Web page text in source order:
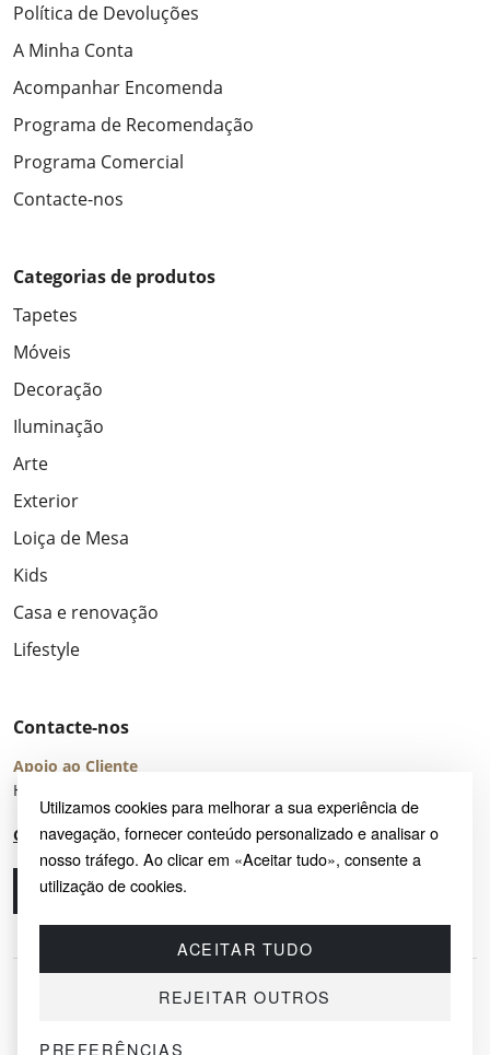
Utilizamos cookies para melhorar a sua experiência de
navegação, fornecer conteúdo personalizado e analisar o
nosso tráfego. Ao clicar em «Aceitar tudo», consente a
utilização de cookies.
ACEITAR TUDO
REJEITAR OUTROS
PREFERÊNCIAS
Política de Devoluções
A Minha Conta
Acompanhar Encomenda
Programa de Recomendação
Programa Comercial
Contacte-nos
Categorias de produtos
Tapetes
Móveis
Decoração
Iluminação
Arte
Exterior
Loiça de Mesa
Kids
Casa e renovação
Lifestyle
Contacte-nos
Apoio ao Cliente
Horário de Atendimento: seg – sex 8:00 – 16:00 (UTC+2)
Centro de Ajuda
Ligue-nos
© 2026 SAYRUG OÜ · KESKLINNA LINNAOSA, AHTRI TN 12, 10151, TALLINN,